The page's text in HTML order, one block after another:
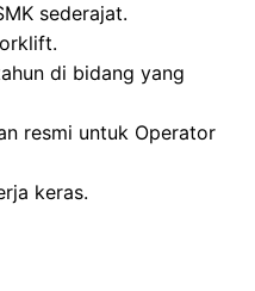
sederajat.
di bidang yang
resmi untuk Operator
keras.